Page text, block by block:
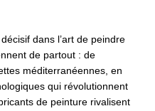
dans l’art de peindre
de partout : de
méditerranéennes, en
qui révolutionnent
de peinture rivalisent